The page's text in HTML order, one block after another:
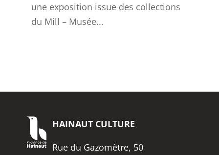
une exposition issue des collections
du Mill – Musée...
HAINAUT CULTURE
Rue du Gazomètre, 50